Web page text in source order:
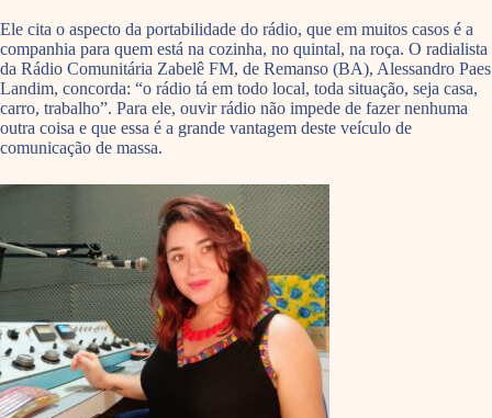
Ele cita o aspecto da portabilidade do rádio, que em muitos casos é a
companhia para quem está na cozinha, no quintal, na roça. O radialista
da Rádio Comunitária Zabelê FM, de Remanso (BA), Alessandro Paes
Landim, concorda: “o rádio tá em todo local, toda situação, seja casa,
carro, trabalho”. Para ele, ouvir rádio não impede de fazer nenhuma
outra coisa e que essa é a grande vantagem deste veículo de
comunicação de massa.